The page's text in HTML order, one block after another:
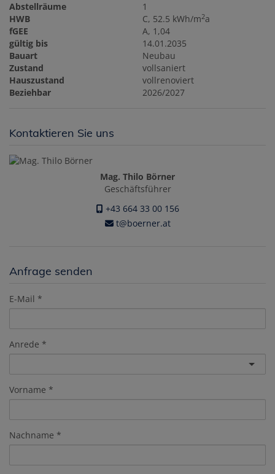
Abstellräume
1
HWB
C, 52.5 kWh/m2a
fGEE
A, 1,04
gültig bis
14.01.2035
Bauart
Neubau
Zustand
vollsaniert
Hauszustand
vollrenoviert
Beziehbar
2026/2027
Kontaktieren Sie uns
Mag. Thilo Börner
Geschäftsführer
+43 664 33 00 156
t@boerner.at
Anfrage senden
E-Mail
Anrede
Vorname
Nachname